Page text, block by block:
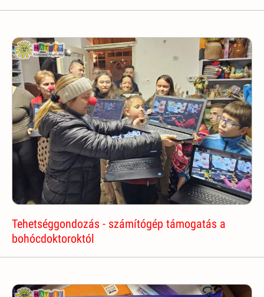
Tehetséggondozás - számítógép támogatás a
bohócdoktoroktól